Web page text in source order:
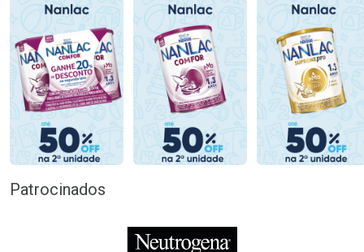
Patrocinados